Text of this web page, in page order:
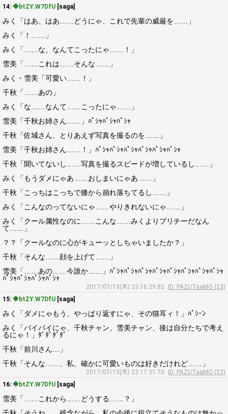
14: ◆btZY.W7DfU [saga]
みく「はあ、はあ……どうにゃ、これで先輩の威厳を……」
みく「！……」
みく「……な、なんてこったにゃ……！」
雪美「……これは……そんな……」
みく・雪美「可愛い……！」
千秋「……あの」
みく「な……なんて……こったにゃ……」
雪美「千秋お姉さん……」ﾊﾟｼｬﾊﾟｼｬﾊﾟｼｬ
千秋「佐城さん、とりあえず写真を撮るのを……」
雪美「千秋お姉さん……！」ﾊﾟｼｬﾊﾟｼｬﾊﾟｼｬﾊﾟｼｬﾊﾟｼｬﾊﾟｼｬ
千秋「聞いてないし……写真を撮るスピードが増しているし……」
みく「もうダメにゃあ……おしまいにゃあ……」
千秋「こっちはこっちで膝から崩れ落ちてるし……」
みく「こんなのってないにゃ……やりきれないにゃ……」
みく「クール属性なのに……こんな……みくよりプリチーだなん
て……」
？？「クールなのに心がキューッとしちゃいましたか？」
千秋「そんな……顔を上げて……」
雪美「……あの……今誰か……」ﾊﾟｼｬﾊﾟｼｬﾊﾟｼｬﾊﾟｼｬﾊﾟｼｬﾊﾟｼｬﾊﾟｼｬﾊﾟｼｬ
ﾊﾟｼｬﾊﾟｼｬﾊﾟｼｬﾊﾟｼｬ
2017/07/13(木) 23:16:29.82
ID: PAZUTaaMO (23)
15: ◆btZY.W7DfU [saga]
みく「ダメにゃもう、やっぱり返すにゃ、その猫耳ィ！」ﾊﾟｼｰﾝ
みく「バイバイにゃ、千秋チャン、雪美チャン、後は自分たちで考え
るにゃ！」ﾀﾞﾀﾞﾀﾞﾀﾞ
千秋「前川さん…」
千秋「そんな……、私、確かに可愛いものは好きだけれど……」
2017/07/13(木) 23:17:31.70
ID: PAZUTaaMO (23)
16: ◆btZY.W7DfU [saga]
雪美「……これから……どうする……？」